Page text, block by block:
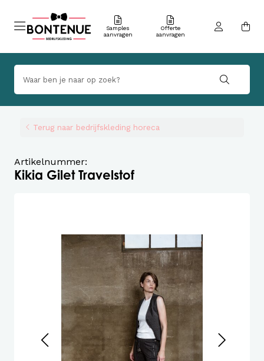
Samples
aanvragen
Offerte
aanvragen
Terug naar bedrijfskleding horeca
Artikelnummer:
Kikia Gilet Travelstof